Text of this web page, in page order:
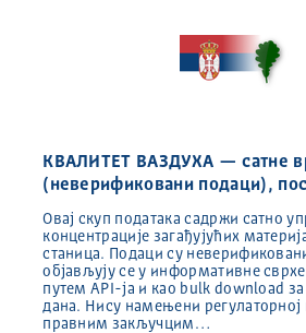
КВАЛИТЕТ ВАЗДУХА — сатне
(неверификовани подаци),
Овај скуп података садржи сатно
концентрације загађујућих
станица. Подаци су
објављују се у информативне
путем API-ја и као bulk download
дана. Нису намењени
правним закључцим…